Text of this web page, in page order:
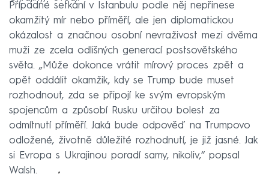
Případné setkání v Istanbulu podle něj nepřinese
okamžitý mír nebo příměří, ale jen diplomatickou
okázalost a značnou osobní nevraživost mezi dvěma
muži ze zcela odlišných generací postsovětského
světa. „Může dokonce vrátit mírový proces zpět a
opět oddálit okamžik, kdy se Trump bude muset
rozhodnout, zda se připojí ke svým evropským
spojencům a způsobí Rusku určitou bolest za
odmítnutí příměří. Jaká bude odpověď na Trumpovo
odložené, životně důležité rozhodnutí, je již jasné. Jak
si Evropa s Ukrajinou poradí samy, nikoliv,“ popsal
Walsh.